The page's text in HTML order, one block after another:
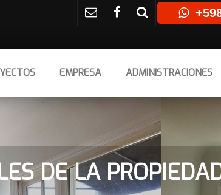
EMPRESA ADMINISTRACIONES
DE LA